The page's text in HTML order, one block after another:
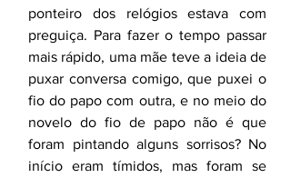
ponteiro dos relógios estava com
preguiça. Para fazer o tempo passar
mais rápido, uma mãe teve a ideia de
puxar conversa comigo, que puxei o
fio do papo com outra, e no meio do
novelo do fio de papo não é que
foram pintando alguns sorrisos? No
início eram tímidos, mas foram se